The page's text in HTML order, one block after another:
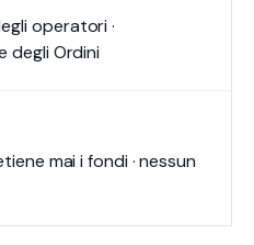
operatori ·
degli Ordini
mai i fondi · nessun